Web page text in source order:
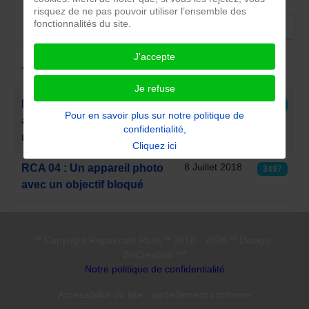
Titre
publication
Clics
RCA 37 : Un appareil photo
avec un objectif dont la
mise au point est défaillante
9 Juillet 2018
RCA 04 : Un appareil photo
avec un objectif bloqué
8 Juillet 2018 3497
Notre politique de confidentialité
risquez de ne pas pouvoir utiliser l’ensemble des
fonctionnalités du site.
J'accepte
Je refuse
Pour en savoir plus sur notre politique de
confidentialité,
Cliquez ici